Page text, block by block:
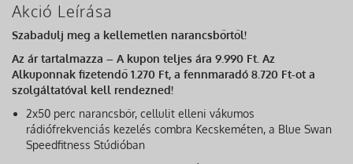
Akció Leírása
Szabadulj meg a kellemetlen narancsbőrtől!
Az ár tartalmazza – A kupon teljes ára 9.990 Ft. Az
Alkuponnak fizetendő 1.270 Ft, a fennmaradó 8.720 Ft-ot a
szolgáltatóval kell rendezned!
2x50 perc narancsbőr, cellulit elleni vákumos
rádiófrekvenciás kezelés combra Kecskeméten, a Blue Swan
Speedfitness Stúdióban